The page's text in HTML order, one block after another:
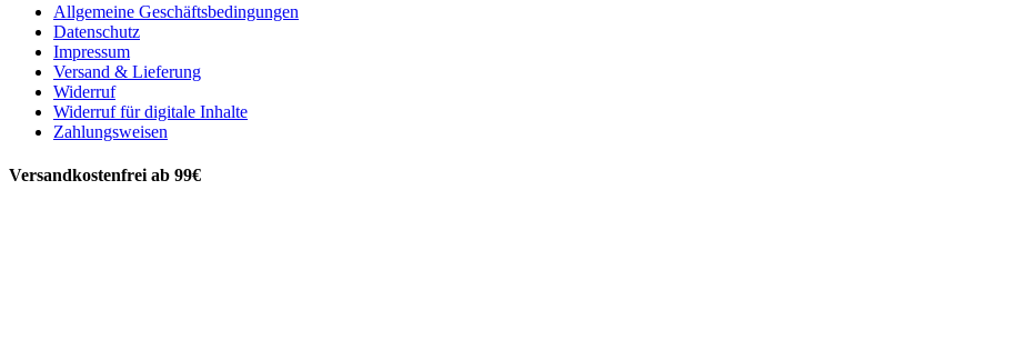
Allgemeine Geschäftsbedingungen
Datenschutz
Impressum
Versand & Lieferung
Widerruf
Widerruf für digitale Inhalte
Zahlungsweisen
Versandkostenfrei ab 99€